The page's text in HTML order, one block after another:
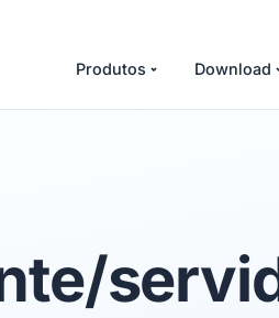
Produtos Download